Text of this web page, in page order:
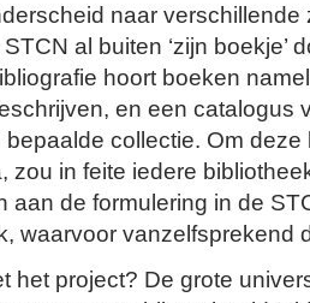
naar verschillende
al buiten ‘zijn boekje’
hoort boeken
en een catalogus
collectie. Om
zou in feite iedere
aan de formulering in de
waarvoor vanzelfsprekend
het project? De grote